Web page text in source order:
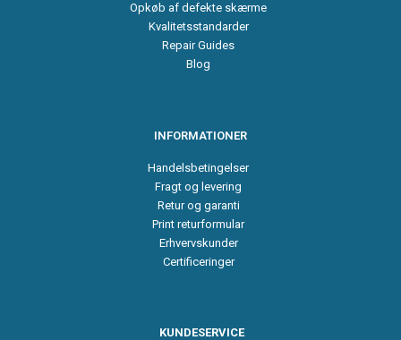
Opkøb af defekte skærme
Kvalitetsstandarder
Repair Guides
Blog
INFORMATIONER
Handelsbetingelser
Fragt og levering
Retur og garanti
Print returformular
Erhvervskunder
Certificeringer
KUNDESERVICE